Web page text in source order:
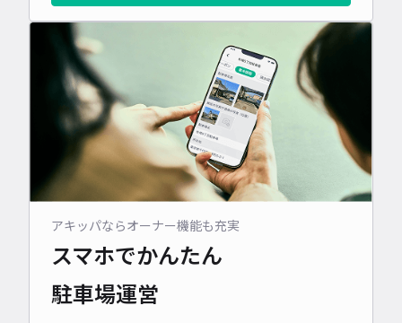
アキッパならオーナー機能も充実
スマホでかんたん
駐車場運営